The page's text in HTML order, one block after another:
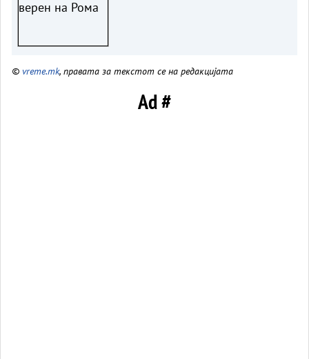
© vreme.mk, правата за текстот се на редакцијата
Ad #